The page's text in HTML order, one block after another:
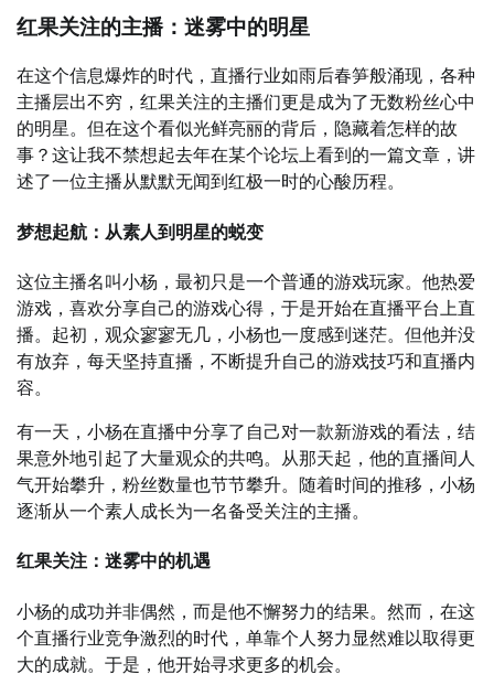
红果关注的主播：迷雾中的明星
在这个信息爆炸的时代，直播行业如雨后春笋般涌现，各种
主播层出不穷，红果关注的主播们更是成为了无数粉丝心中
的明星。但在这个看似光鲜亮丽的背后，隐藏着怎样的故
事？这让我不禁想起去年在某个论坛上看到的一篇文章，讲
述了一位主播从默默无闻到红极一时的心酸历程。
梦想起航：从素人到明星的蜕变
这位主播名叫小杨，最初只是一个普通的游戏玩家。他热爱
游戏，喜欢分享自己的游戏心得，于是开始在直播平台上直
播。起初，观众寥寥无几，小杨也一度感到迷茫。但他并没
有放弃，每天坚持直播，不断提升自己的游戏技巧和直播内
容。
有一天，小杨在直播中分享了自己对一款新游戏的看法，结
果意外地引起了大量观众的共鸣。从那天起，他的直播间人
气开始攀升，粉丝数量也节节攀升。随着时间的推移，小杨
逐渐从一个素人成长为一名备受关注的主播。
红果关注：迷雾中的机遇
小杨的成功并非偶然，而是他不懈努力的结果。然而，在这
个直播行业竞争激烈的时代，单靠个人努力显然难以取得更
大的成就。于是，他开始寻求更多的机会。